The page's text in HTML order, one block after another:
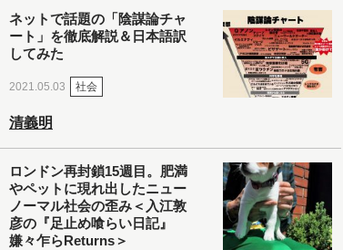
ネットで話題の「陰謀論チャ
ート」を徹底解説＆日本語訳
してみた
2021.05.03 社会
清義明
ロンドン再封鎖15週目。肥満
やペットに現れ出したニュー
ノーマル社会の歪み＜入江敦
彦の『足止め喰らい日記』
嫌々乍らReturns＞